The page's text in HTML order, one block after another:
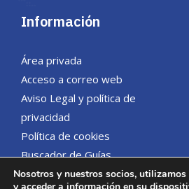
Información
Área privada
Acceso a correo web
Aviso Legal y política de
privacidad
Política de cookies
Buscador de Guías
Nosotros y nuestros socios,